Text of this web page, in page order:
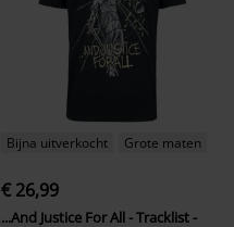
Bijna uitverkocht Grote maten
€ 26,99
...And Justice For All - Tracklist -